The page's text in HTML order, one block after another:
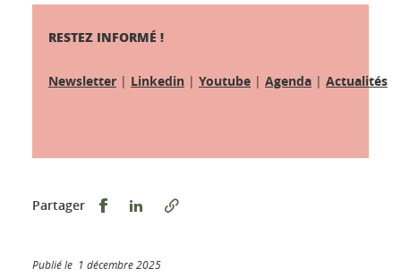
RESTEZ INFORMÉ !
Newsletter | Linkedin | Youtube | Agenda | Actualités
Partager Partager sur Facebook
Partager sur LinkedIn
Publié le 1 décembre 2025